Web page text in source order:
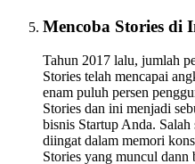
Mencoba Stories di
Tahun 2017 lalu, jumlah
Stories telah mencapai
enam puluh persen
Stories dan ini menjadi
bisnis Startup Anda.
diingat dalam memori
Stories yang muncul dann